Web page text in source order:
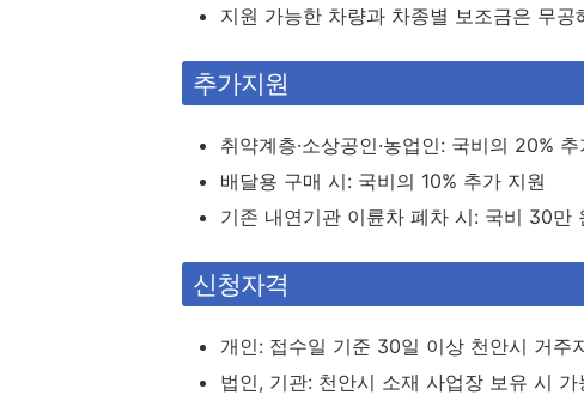
지원 가능한 차량과 차종별 보조금은 무
추가지원
취약계층·소상공인·농업인: 국비의 20%
배달용 구매 시: 국비의 10% 추가 지원
기존 내연기관 이륜차 폐차 시: 국비 30만
신청자격
개인: 접수일 기준 30일 이상 천안시 거주
법인, 기관: 천안시 소재 사업장 보유 시 가